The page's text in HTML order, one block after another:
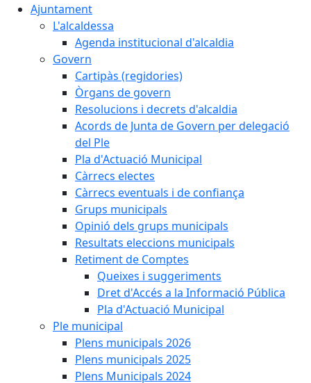
Ajuntament
L'alcaldessa
Agenda institucional d'alcaldia
Govern
Cartipàs (regidories)
Òrgans de govern
Resolucions i decrets d'alcaldia
Acords de Junta de Govern per delegació
del Ple
Pla d'Actuació Municipal
Càrrecs electes
Càrrecs eventuals i de confiança
Grups municipals
Opinió dels grups municipals
Resultats eleccions municipals
Retiment de Comptes
Queixes i suggeriments
Dret d'Accés a la Informació Pública
Pla d'Actuació Municipal
Ple municipal
Plens municipals 2026
Plens municipals 2025
Plens Municipals 2024